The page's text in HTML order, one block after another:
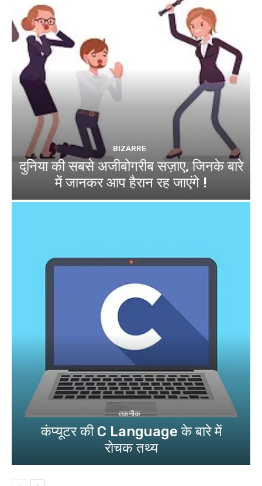
BIZARRE
दुनिया की सबसे अजीबोगरीब सज़ाए, जिनके बारे
में जानकर आप हैरान रह जाएंगे !
तकनीक
कंप्यूटर की C Language के बारे में
रोचक तथ्य